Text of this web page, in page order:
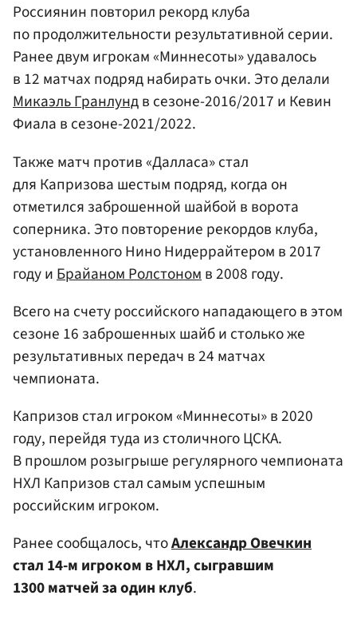
Россиянин повторил рекорд клуба
по продолжительности результативной серии.
Ранее двум игрокам «Миннесоты» удавалось
в 12 матчах подряд набирать очки. Это делали
Микаэль Гранлундв сезоне-2016/2017 и Кевин
Фиала в сезоне-2021/2022.
Также матч против «Далласа» стал
для Капризова шестым подряд, когда он
отметился заброшенной шайбой в ворота
соперника. Это повторение рекордов клуба,
установленного Нино Нидеррайтером в 2017
году и Брайаном Ролстоном в 2008 году.
Всего на счету российского нападающего в этом
сезоне 16 заброшенных шайб и столько же
результативных передач в 24 матчах
чемпионата.
Капризов стал игроком «Миннесоты» в 2020
году, перейдя туда из столичного ЦСКА.
В прошлом розыгрыше регулярного чемпионата
НХЛ Капризов стал самым успешным
российским игроком.
Ранее сообщалось, чтоАлександр Овечкин
стал 14-м игроком в НХЛ, сыгравшим
1300 матчей за один клуб.